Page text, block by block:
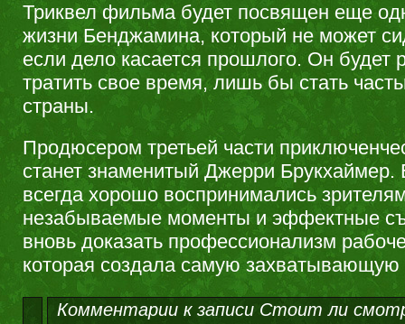
Триквел фильма будет посвящен еще
жизни Бенджамина, который не может
если дело касается прошлого. Он будет
тратить свое время, лишь бы стать
страны.
Продюсером третьей части
станет знаменитый Джерри Брукхаймер.
всегда хорошо воспринимались
незабываемые моменты и эффектные
вновь доказать профессионализм
которая создала самую захватывающую
Комментарии к записи Стоит ли